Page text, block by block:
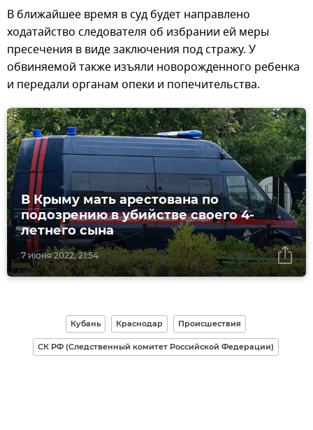
В ближайшее время в суд будет направлено
ходатайство следователя об избрании ей меры
пресечения в виде заключения под стражу. У
обвиняемой также изъяли новорожденного ребенка
и передали органам опеки и попечительства.
7 июня 2022, 21:54
В Крыму мать арестована по
подозрению в убийстве своего 4-
летнего сына
Кубань Краснодар Происшествия
СК РФ (Следственный комитет Российской Федерации)